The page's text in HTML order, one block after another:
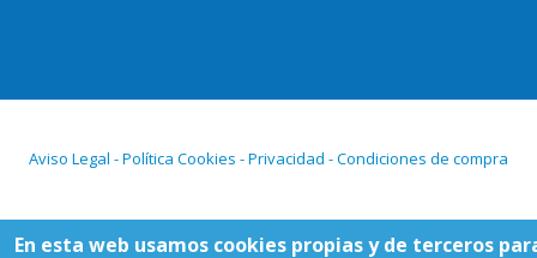
Aviso Legal - Política Cookies - Privacidad - Condiciones de compra
En esta web usamos cookies propias y de terceros